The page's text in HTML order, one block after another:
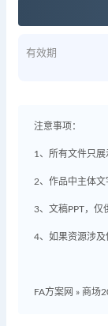
有效期
注意事项：
1、所有文件只展
2、作品中主体
3、文稿PPT，仅
4、如果资源涉
FA方案网 » 商场